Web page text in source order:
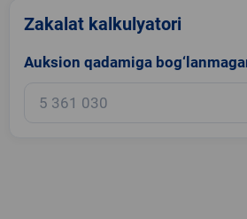
Zakalat kalkulyatori
Auksion qadamiga